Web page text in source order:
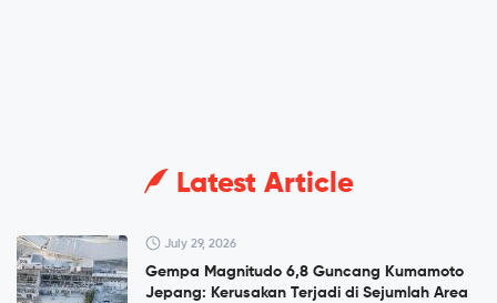
Latest Article
July 29, 2026
Gempa Magnitudo 6,8 Guncang Kumamoto
Jepang: Kerusakan Terjadi di Sejumlah Area